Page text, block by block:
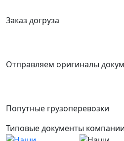
Заказ догруза
Отправляем оригиналы
Попутные грузоперевозки
Типовые документы